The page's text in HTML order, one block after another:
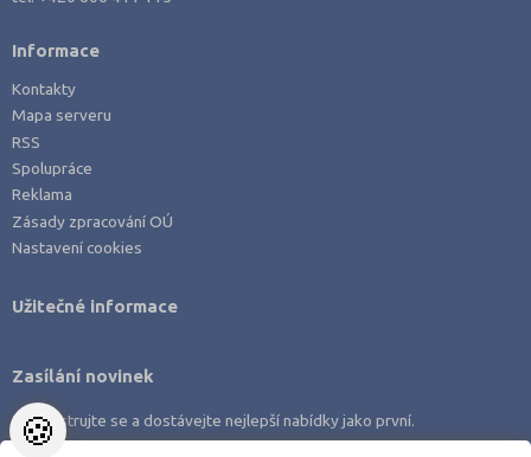
Informace
Kontakty
Mapa serveru
RSS
Spolupráce
Reklama
Zásady zpracování OÚ
Nastavení cookies
Užitečné informace
Zasílání novinek
Zaregistrujte se a dostávejte nejlepší nabídky jako první.
🍪